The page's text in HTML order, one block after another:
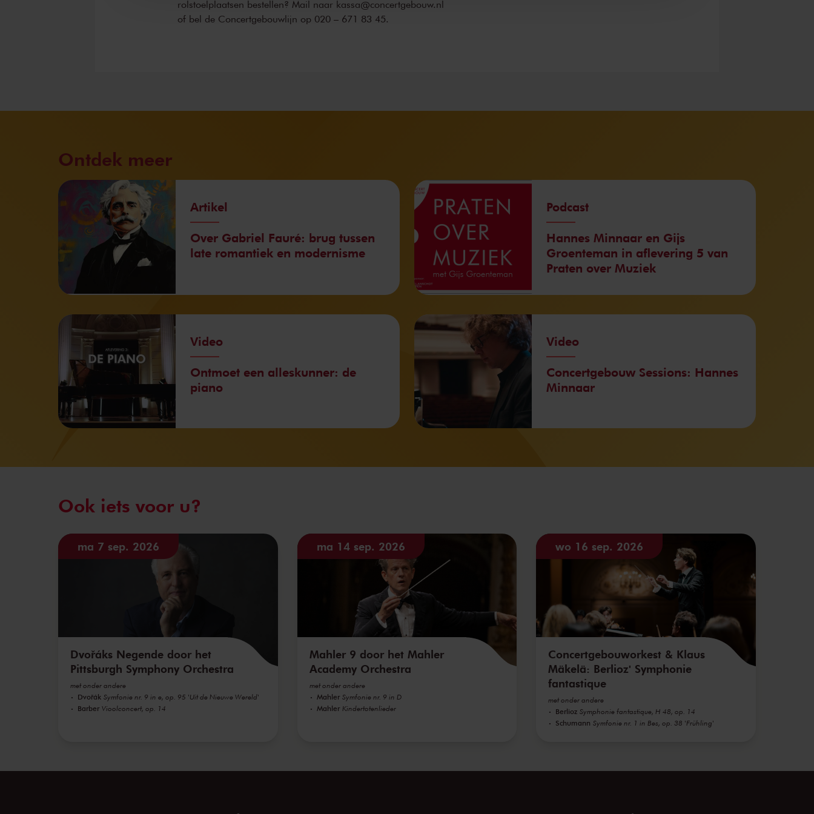
rolstoelplaatsen bestellen? Mail naar kassa@concertgebouw.nl
of bel de Concertgebouwlijn op 020 – 671 83 45.
Ontdek meer
Artikel
Over Gabriel Fauré: brug tussen
late romantiek en modernisme
Podcast
Hannes Minnaar en Gijs
Groenteman in aflevering 5 van
Praten over Muziek
Video
Ontmoet een alleskunner: de
piano
Video
Concertgebouw Sessions: Hannes
Minnaar
Ook iets voor u?
ma 7 sep. 2026
Dvořáks Negende door het
Pittsburgh Symphony Orchestra
met onder andere
Dvořák Symfonie nr. 9 in e, op. 95 'Uit de Nieuwe Wereld'
Barber Vioolconcert, op. 14
ma 14 sep. 2026
Mahler 9 door het Mahler
Academy Orchestra
met onder andere
Mahler Symfonie nr. 9 in D
Mahler Kindertotenlieder
wo 16 sep. 2026
Concertgebouworkest & Klaus
Mäkelä: Berlioz' Symphonie
fantastique
met onder andere
Berlioz Symphonie fantastique, H 48, op. 14
Schumann Symfonie nr. 1 in Bes, op. 38 'Frühling'